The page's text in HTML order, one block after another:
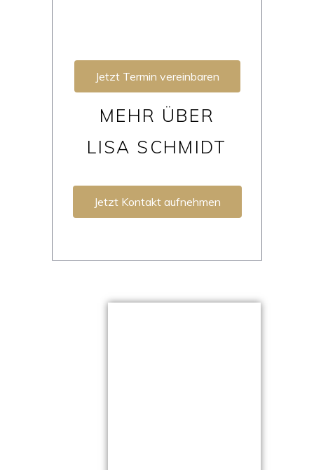
Jetzt Termin vereinbaren
MEHR ÜBER
LISA SCHMIDT
Jetzt Kontakt aufnehmen